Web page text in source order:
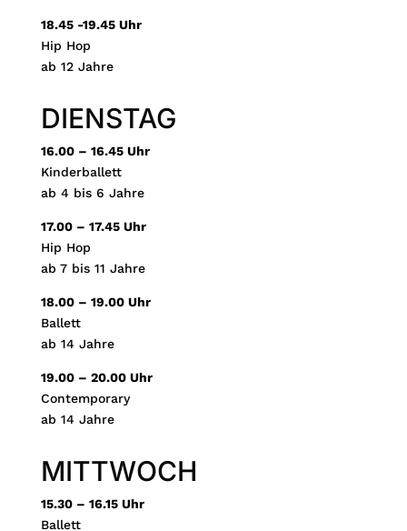
18.45 -19.45 Uhr
Hip Hop
ab 12 Jahre
DIENSTAG
16.00 – 16.45 Uhr
Kinderballett
ab 4 bis 6 Jahre
17.00 – 17.45 Uhr
Hip Hop
ab 7 bis 11 Jahre
18.00 – 19.00 Uhr
Ballett
ab 14 Jahre
19.00 – 20.00 Uhr
Contemporary
ab 14 Jahre
MITTWOCH
15.30 – 16.15 Uhr
Ballett